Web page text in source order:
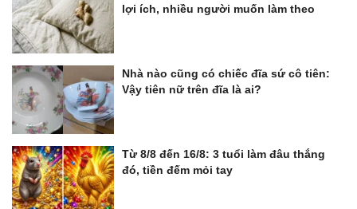
lợi ích, nhiều người muốn làm theo
Nhà nào cũng có chiếc đĩa sứ cô tiên:
Vậy tiên nữ trên đĩa là ai?
Từ 8/8 đến 16/8: 3 tuổi làm đâu thắng
đó, tiền đếm mỏi tay